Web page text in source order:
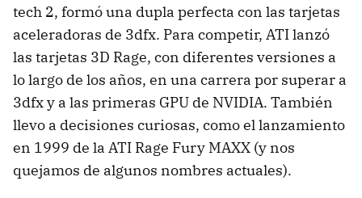
tech 2, formó una dupla perfecta con las tarjetas
aceleradoras de 3dfx. Para competir, ATI lanzó
las tarjetas 3D Rage, con diferentes versiones a
lo largo de los años, en una carrera por superar a
3dfx y a las primeras GPU de NVIDIA. También
llevo a decisiones curiosas, como el lanzamiento
en 1999 de la ATI Rage Fury MAXX (y nos
quejamos de algunos nombres actuales).